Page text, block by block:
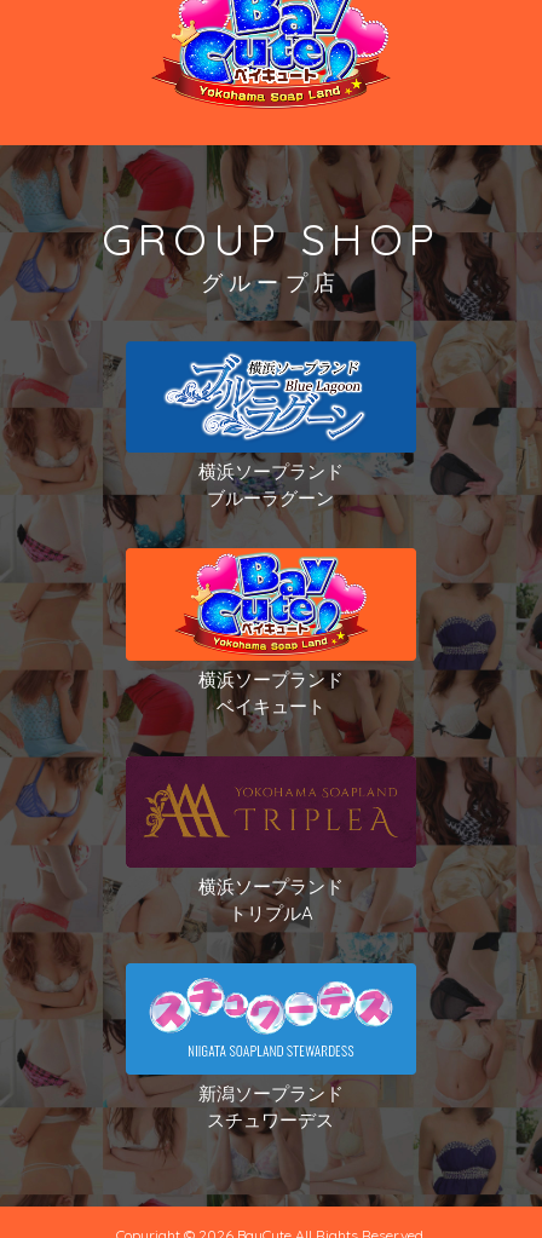
GROUP SHOP
グループ店
横浜ソープランド
ブルーラグーン
横浜ソープランド
ベイキュート
横浜ソープランド
トリプルA
新潟ソープランド
スチュワーデス